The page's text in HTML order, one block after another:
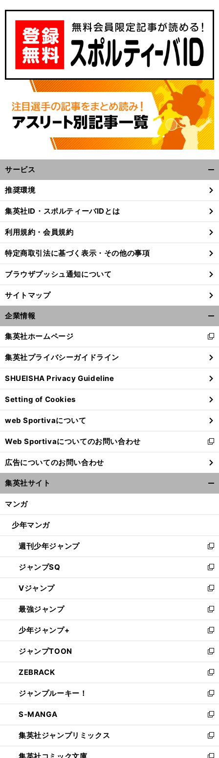
。
日
」
イ
」
サービス
閉
る
推奨環境
集英社ID・スポルティーバIDとは
利用規約・会員規約
特定商取引法に基づく表示・その他の事項
ブラウザプッシュ通知について
サイトマップ
企業情報
閉
る
集英社ホームページ
新
し
い
ウ
ィ
ン
ド
ウ
で
開
く
集英社プライバシーガイドライン
SHUEISHA Privacy Guideline
Setting of Cookies
web Sportivaについて
Web Sportivaについてのお問い合わせ
新
し
い
ウ
ィ
ン
ウ
開
く
広告についてのお問い合わせ
集英社サイト
マンガ
少年マンガ
週刊少年ジャンプ
新
し
い
ウ
ィ
ン
ド
ウ
で
開
く
ジャンプSQ
新
し
い
ウ
ィ
ン
ド
ウ
で
開
く
Vジャンプ
新
し
い
ウ
ィ
ン
ド
ウ
で
開
く
最強ジャンプ
新
し
い
ウ
ィ
ン
ド
ウ
で
開
く
少年ジャンプ+
新
し
い
ウ
ィ
ン
ド
ウ
で
開
く
ジャンプTOON
新
し
い
ウ
ィ
ン
ド
ウ
で
開
く
ZEBRACK
新
し
い
ウ
ィ
ン
ド
ウ
ジャンプルーキー！
新
し
い
ウ
ィ
ン
S-MANGA
新
し
い
ウ
集英社ジャンプリミックス
新
し